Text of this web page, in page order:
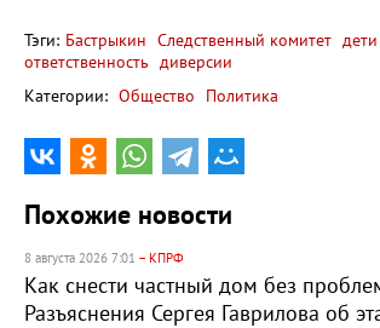
Тэги: Бастрыкин Следственный комитет дети
ответственность диверсии
Категории: Общество Политика
Похожие новости
8 августа 2026 7:01 – КПРФ
Как снести частный дом без
Разъяснения Сергея Гаврилова об